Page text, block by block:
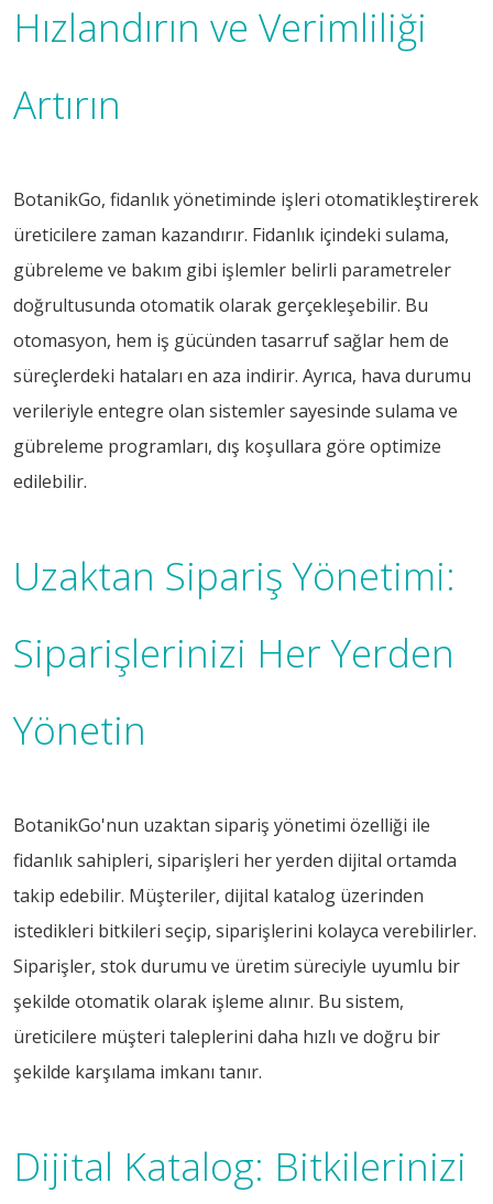
Hızlandırın ve Verimliliği
Artırın
BotanikGo, fidanlık yönetiminde işleri otomatikleştirerek
üreticilere zaman kazandırır. Fidanlık içindeki sulama,
gübreleme ve bakım gibi işlemler belirli parametreler
doğrultusunda otomatik olarak gerçekleşebilir. Bu
otomasyon, hem iş gücünden tasarruf sağlar hem de
süreçlerdeki hataları en aza indirir. Ayrıca, hava durumu
verileriyle entegre olan sistemler sayesinde sulama ve
gübreleme programları, dış koşullara göre optimize
edilebilir.
Uzaktan Sipariş Yönetimi:
Siparişlerinizi Her Yerden
Yönetin
BotanikGo'nun uzaktan sipariş yönetimi özelliği ile
fidanlık sahipleri, siparişleri her yerden dijital ortamda
takip edebilir. Müşteriler, dijital katalog üzerinden
istedikleri bitkileri seçip, siparişlerini kolayca verebilirler.
Siparişler, stok durumu ve üretim süreciyle uyumlu bir
şekilde otomatik olarak işleme alınır. Bu sistem,
üreticilere müşteri taleplerini daha hızlı ve doğru bir
şekilde karşılama imkanı tanır.
Dijital Katalog: Bitkilerinizi